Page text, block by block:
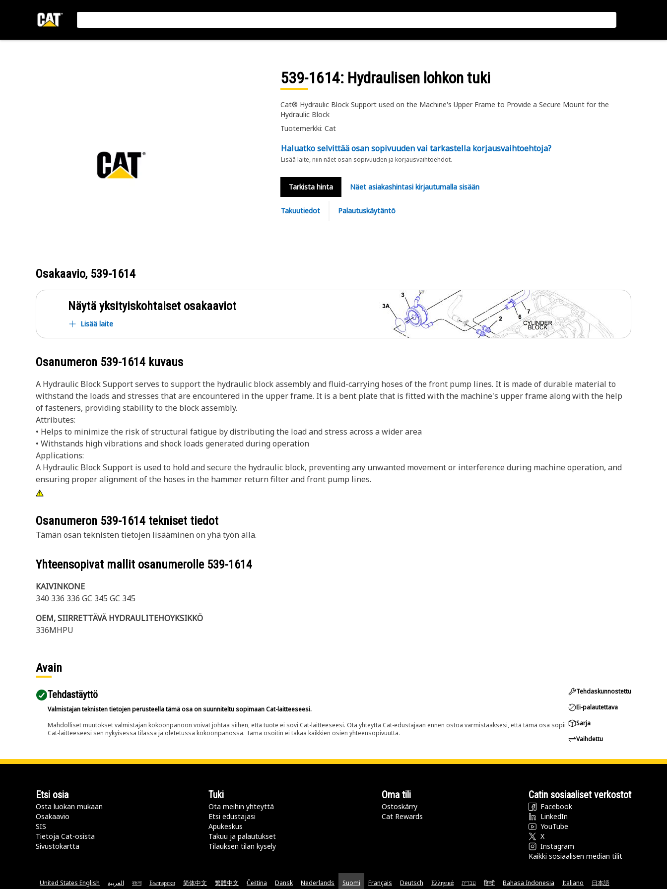
539-1614: Hydraulisen lohkon tuki
Cat® Hydraulic Block Support used on the Machine's Upper Frame to Provide a Secure Mount for the
Hydraulic Block
Tuotemerkki: Cat
Haluatko selvittää osan sopivuuden vai tarkastella korjausvaihtoehtoja?
Lisää laite, niin näet osan sopivuuden ja korjausvaihtoehdot.
Tarkista hinta Näet asiakashintasi kirjautumalla sisään
Takuutiedot Palautuskäytäntö
Osakaavio, 539-1614
Näytä yksityiskohtaiset osakaaviot
Lisää laite
Osanumeron 539-1614 kuvaus
A Hydraulic Block Support serves to support the hydraulic block assembly and fluid-carrying hoses of the front pump lines. It is made of durable material to
withstand the loads and stresses that are encountered in the upper frame. It is a bent plate that is fitted with the machine's upper frame along with the help
of fasteners, providing stability to the block assembly.
Attributes:
• Helps to minimize the risk of structural fatigue by distributing the load and stress across a wider area
• Withstands high vibrations and shock loads generated during operation
Applications:
A Hydraulic Block Support is used to hold and secure the hydraulic block, preventing any unwanted movement or interference during machine operation, and
ensuring proper alignment of the hoses in the hammer return filter and front pump lines.
Osanumeron 539-1614 tekniset tiedot
Tämän osan teknisten tietojen lisääminen on yhä työn alla.
Yhteensopivat mallit osanumerolle 539-1614
KAIVINKONE
340 336 336 GC 345 GC 345
OEM, SIIRRETTÄVÄ HYDRAULITEHOYKSIKKÖ
336MHPU
Avain
Tehdastäyttö
Valmistajan teknisten tietojen perusteella tämä osa on suunniteltu sopimaan Cat-laitteeseesi.
Mahdolliset muutokset valmistajan kokoonpanoon voivat johtaa siihen, että tuote ei sovi Cat-laitteeseesi. Ota yhteyttä Cat-edustajaan ennen ostoa varmistaaksesi, että tämä osa sopii
Cat-laitteeseesi sen nykyisessä tilassa ja oletetussa kokoonpanossa. Tämä osoitin ei takaa kaikkien osien yhteensopivuutta.
Tehdaskunnostettu
Ei-palautettava
Sarja
Vaihdettu
Etsi osia
Osta luokan mukaan
Osakaavio
SIS
Tietoja Cat-osista
Sivustokartta
Tuki
Ota meihin yhteyttä
Etsi edustajasi
Apukeskus
Takuu ja palautukset
Tilauksen tilan kysely
Oma tili
Ostoskärry
Cat Rewards
Catin sosiaaliset verkostot
Facebook
LinkedIn
YouTube
X
Instagram
Kaikki sosiaalisen median tilit
United States English العربية বাংলা Български 简体中文 繁體中文 Čeština Dansk Nederlands Suomi Français Deutsch Ελληνικά עברית हिन्दी Bahasa Indonesia Italiano 日本語